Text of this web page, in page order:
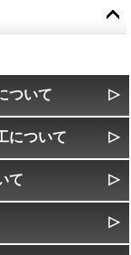
ついて
について
て